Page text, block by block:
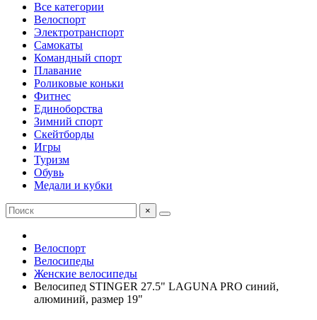
Все категории
Велоспорт
Электротранспорт
Самокаты
Командный спорт
Плавание
Роликовые коньки
Фитнес
Единоборства
Зимний спорт
Скейтборды
Игры
Туризм
Обувь
Медали и кубки
×
Велоспорт
Велосипеды
Женские велосипеды
Велосипед STINGER 27.5" LAGUNA PRO синий,
алюминий, размер 19"